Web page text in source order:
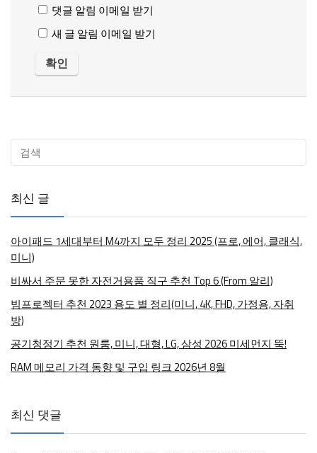
댓글 알림 이메일 받기
새 글 알림 이메일 받기
최신 글
아이패드 1세대부터 M4까지 모두 정리 2025 (프로, 에어, 클래식,
미니)
비싸서 주문 못한 자전거용품 직구 추천 Top 6 (From 알리)
빔프로젝터 추천 2023 용도 별 정리(미니, 4K, FHD, 가정용, 자취
방)
공기청정기 추천 원룸, 미니, 대형, LG, 삼성 2026 미세먼지 뚝!
RAM 메모리 가격 동향 및 구입 링크 2026년 8월
최신 댓글